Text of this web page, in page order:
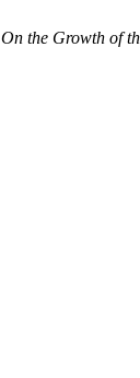
On the Growth of